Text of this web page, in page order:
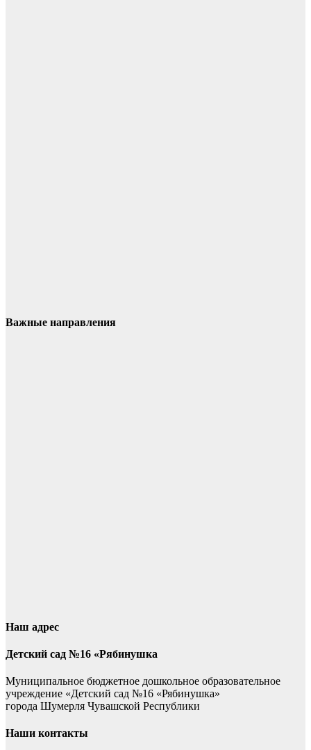
Важные направления
Наш адрес
Детский сад №16 «Рябинушка
Муниципальное бюджетное дошкольное образовательное
учреждение «Детский сад №16 «Рябинушка»
города Шумерля Чувашской Республики
Наши контакты